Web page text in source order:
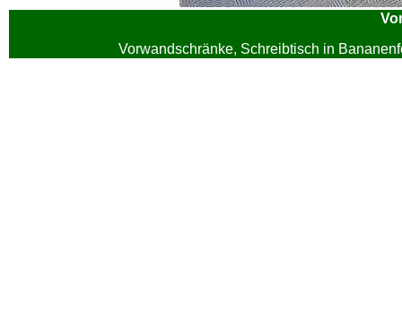
Vorwandschränke, Schreibtisch in